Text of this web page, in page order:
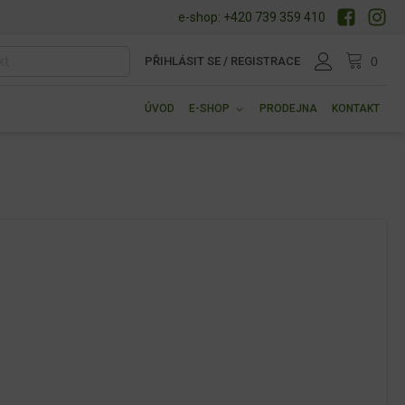
e-shop: +420 739 359 410
PŘIHLÁSIT SE / REGISTRACE
ÚVOD E-SHOP PRODEJNA KONTAKT